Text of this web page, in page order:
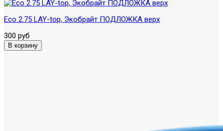
Eco 2.75 LAY-top, Экобрайт ПОДЛОЖКА верх
300 руб